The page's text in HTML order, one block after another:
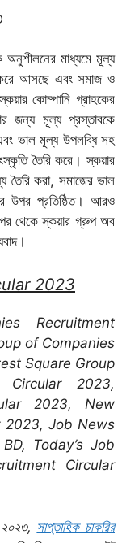
অনুশীলনের মাধ্যমে মূল্য
করে আসছে এবং সমাজ ও
কোম্পানি গ্রাহকের
জন্য মূল্য প্রস্তাবকে
ভাল মূল্য উপলব্ধি সহ
তৈরি করে। স্কয়ার
তৈরি করা, সমাজের ভাল
উপর প্রতিষ্ঠিত। আরও
থেকে স্কয়ার গ্রুপ অব
2023
Recruitment
of Companies
Square Group
Circular 2023,
2023, New
2023, Job News
Today’s Job
Circular
সাপ্তাহিক চাকরির